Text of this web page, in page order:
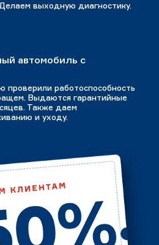
выходную диагностику.
автомобиль с
проверили работоспособность
Выдаются гарантийные
Также даем
и уходу.